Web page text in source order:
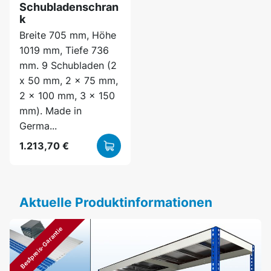
Schubladenschran
k
Breite 705 mm, Höhe
1019 mm, Tiefe 736
mm. 9 Schubladen (2
x 50 mm, 2 x 75 mm,
2 x 100 mm, 3 x 150
mm). Made in
Germa...
1.213,70 €
Aktuelle Produktinformationen
Bestpreis-Garantie